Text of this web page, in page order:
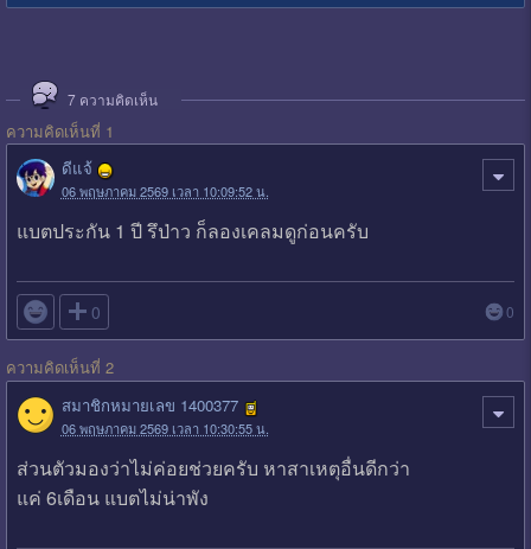
7 ความคิดเห็น
ความคิดเห็นที่ 1
ดีแจ้
06 พฤษภาคม 2569 เวลา 10:09:52 น.
แบตประกัน 1 ปี รึป่าว ก็ลองเคลมดูก่อนครับ
 0 0
ความคิดเห็นที่ 2
สมาชิกหมายเลข 1400377
06 พฤษภาคม 2569 เวลา 10:30:55 น.
ส่วนตัวมองว่าไม่ค่อยช่วยครับ หาสาเหตุอื่นดีกว่า
แค่ 6เดือน แบตไม่น่าพัง